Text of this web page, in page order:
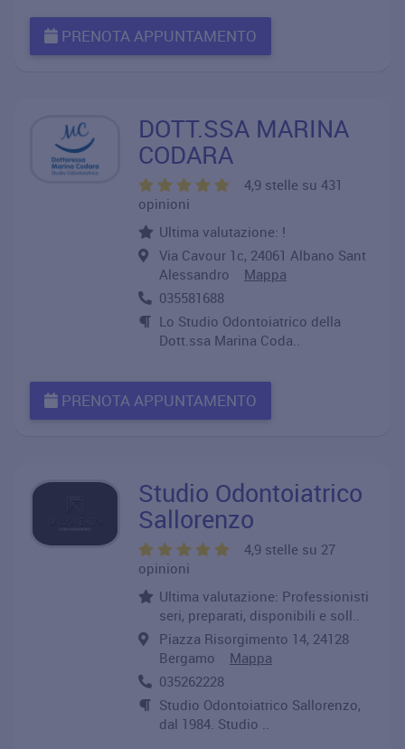
PRENOTA APPUNTAMENTO
DOTT.SSA MARINA
CODARA
4,9 stelle su 431
opinioni
Ultima valutazione: !
Via Cavour 1c, 24061 Albano Sant
Alessandro Mappa
035581688
Lo Studio Odontoiatrico della
Dott.ssa Marina Coda..
PRENOTA APPUNTAMENTO
Studio Odontoiatrico
Sallorenzo
4,9 stelle su 27
opinioni
Ultima valutazione: Professionisti
seri, preparati, disponibili e soll..
Piazza Risorgimento 14, 24128
Bergamo Mappa
035262228
Studio Odontoiatrico Sallorenzo,
dal 1984. Studio ..